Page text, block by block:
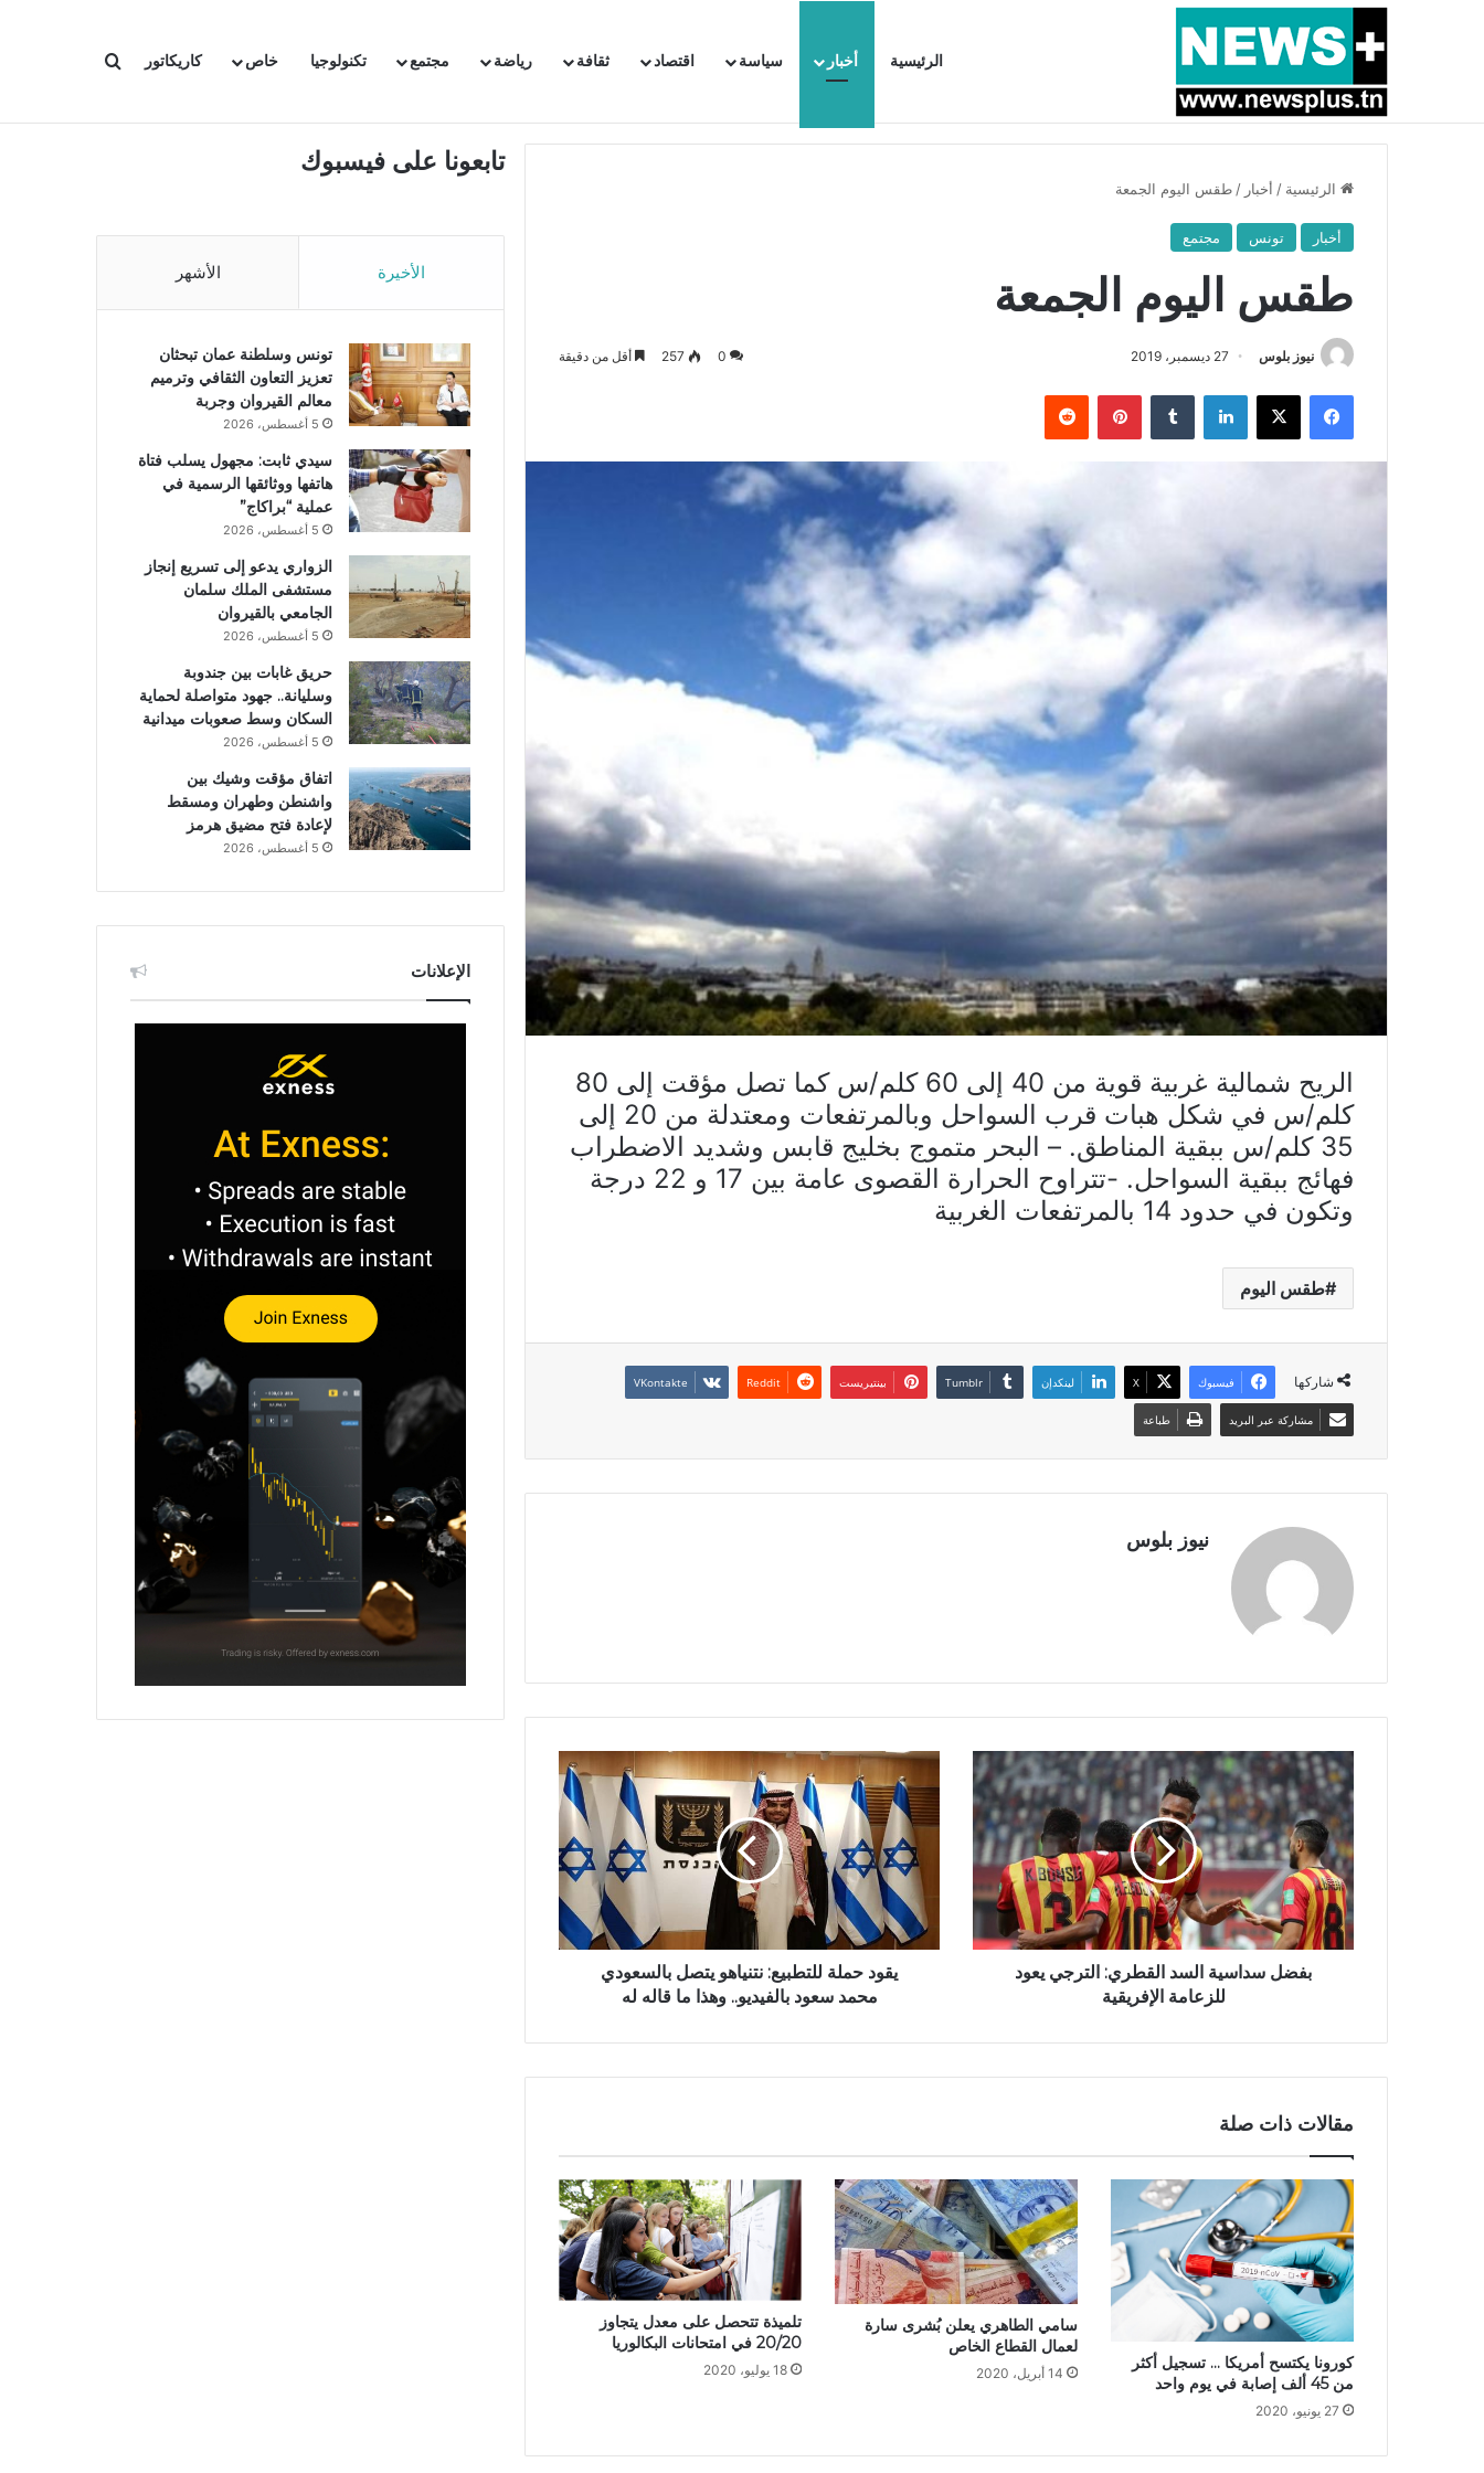
الرئيسية أخبار سياسة اقتصاد ثقافة رياضة مجتمع تكنولوجيا خاص كاريكاتور بحث عن
أخبار عاجلة بسبب المرزوقي وبتكليف من سعيّد: الخارجية تستدعي السفيرة الفرنسية بتونس وتبلغها احتجاجا شديد اللهجة !!
الرئيسية / أخبار / طقس اليوم الجمعة
أخبار تونس مجتمع
طقس اليوم الجمعة
نيوز بلوس 27 ديسمبر، 2019 0
257 أقل من دقيقة
فيسبوك X لينكدإن بينتيريست
الريح شمالية غربية قوية من 40 إلى 60 كلم/س كما تصل مؤقت إلى 80
كلم/س في شكل هبات قرب السواحل وبالمرتفعات ومعتدلة من 20 إلى
35 كلم/س ببقية المناطق. – البحر متموج بخليج قابس وشديد الاضطراب
فهائج ببقية السواحل. -تتراوح الحرارة القصوى عامة بين 17 و 22 درجة
وتكون في حدود 14 بالمرتفعات الغربية
طقس اليوم
شاركها فيسبوك X لينكدإن بينتيريست
مشاركة عبر البريد طباعة
نيوز بلوس
بفضل سداسية السد القطري: الترجي يعود
للزعامة الإفريقية
يقود حملة للتطبيع: نتنياهو يتصل بالسعودي
محمد سعود بالفيديو.. وهذا ما قاله له
مقالات ذات صلة
كورونا يكتسح أمريكا … تسجيل أكثر
من 45 ألف إصابة في يوم واحد
27 يونيو، 2020
سامي الطاهري يعلن بُشرى سارة
لعمال القطاع الخاص
14 أبريل، 2020
تلميذة تتحصل على معدل يتجاوز
20/20 في امتحانات البكالوريا
18 يوليو، 2020
تابعونا على فيسبوك
الأخيرة الأشهر
تونس وسلطنة عمان تبحثان
تعزيز التعاون الثقافي وترميم
معالم القيروان وجربة
5 أغسطس، 2026
سيدي ثابت: مجهول يسلب فتاة
هاتفها ووثائقها الرسمية في
عملية “براكاج”
5 أغسطس، 2026
الزواري يدعو إلى تسريع إنجاز
مستشفى الملك سلمان
الجامعي بالقيروان
5 أغسطس، 2026
حريق غابات بين جندوبة
وسليانة.. جهود متواصلة لحماية
السكان وسط صعوبات ميدانية
5 أغسطس، 2026
اتفاق مؤقت وشيك بين
واشنطن وطهران ومسقط
لإعادة فتح مضيق هرمز
5 أغسطس، 2026
الإعلانات